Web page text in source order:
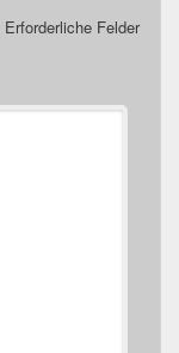
Erforderliche Felder